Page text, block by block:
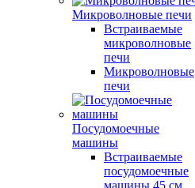
Микроволновые печи
Встраиваемые
микроволновые
печи
Микроволновые
печи
Посудомоечные
машины
Встраиваемые
посудомоечные
машины 45 см